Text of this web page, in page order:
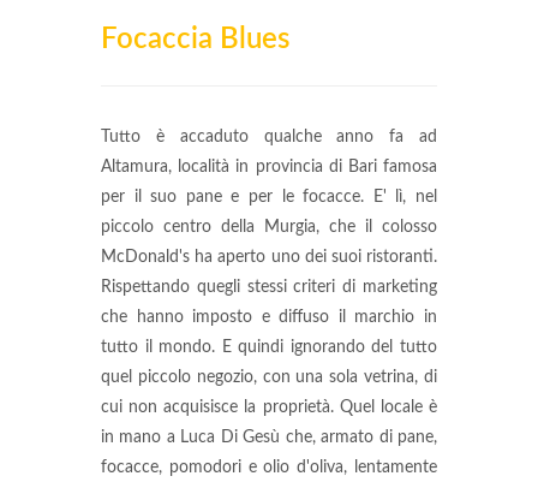
Focaccia Blues
Tutto è accaduto qualche anno fa ad
Altamura, località in provincia di Bari famosa
per il suo pane e per le focacce. E' lì, nel
piccolo centro della Murgia, che il colosso
McDonald's ha aperto uno dei suoi ristoranti.
Rispettando quegli stessi criteri di marketing
che hanno imposto e diffuso il marchio in
tutto il mondo. E quindi ignorando del tutto
quel piccolo negozio, con una sola vetrina, di
cui non acquisisce la proprietà. Quel locale è
in mano a Luca Di Gesù che, armato di pane,
focacce, pomodori e olio d'oliva, lentamente